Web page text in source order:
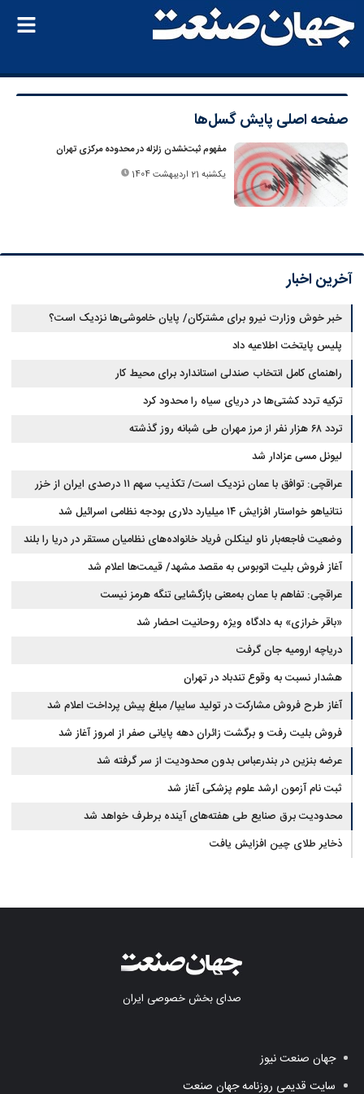
صفحه اصلی پایش گسل‌ها
مفهوم ثبت‌نشدن زلزله در محدوده مرکزی تهران
یکشنبه 21 اردیبهشت 1404
آخرین اخبار
خبر خوش وزارت نیرو برای مشترکان/ پایان خاموشی‌ها نزدیک است؟
پلیس پایتخت اطلاعیه داد
راهنمای کامل انتخاب صندلی استاندارد برای محیط کار
ترکیه تردد کشتی‌ها در دریای سیاه را محدود کرد
تردد ۶۸ هزار نفر از مرز مهران طی شبانه روز گذشته
لیونل مسی عزادار شد
عراقچی: توافق با عمان نزدیک است/ تکذیب سهم ۱۱ درصدی ایران از خزر
نتانیاهو خواستار افزایش ۱۴ میلیارد دلاری بودجه نظامی اسرائیل شد
وضعیت فاجعه‌بار ناو لینکلن فریاد خانواده‌های نظامیان مستقر در دریا را بلند
کردآغاز فروش بلیت اتوبوس به مقصد مشهد/ قیمت‌ها اعلام شد
عراقچی: تفاهم با عمان به‌معنی بازگشایی تنگه هرمز نیست
«باقر خرازی» به دادگاه ویژه روحانیت احضار شد
دریاچه ارومیه جان گرفت
هشدار نسبت به وقوع تندباد در تهران
آغاز طرح فروش مشارکت در تولید سایپا/ مبلغ پیش پرداخت اعلام شد
فروش بلیت رفت و برگشت زائران دهه پایانی صفر از امروز آغاز شد
عرضه بنزین در بندرعباس بدون محدودیت از سر گرفته شد
ثبت نام آزمون ارشد علوم پزشکی آغاز شد
محدودیت‌ برق صنایع طی هفته‌های آینده برطرف خواهد شد
ذخایر طلای چین افزایش یافت
صدای بخش خصوصی ایران
جهان صنعت نیوز
سایت قدیمی روزنامه جهان صنعت